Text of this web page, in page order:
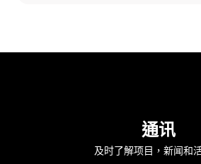
通讯
及时了解项目，新闻和